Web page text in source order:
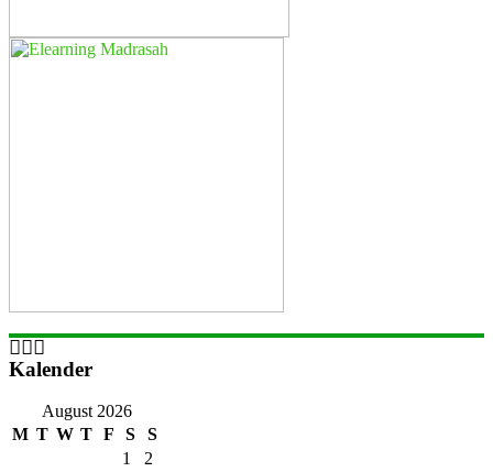
Kalender
August 2026
M T W T F S
S
1
2